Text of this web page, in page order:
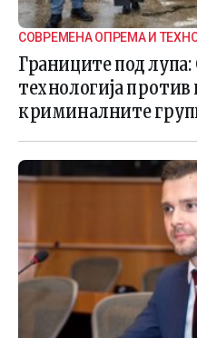
СОВРЕМЕНА ОПРЕМА И
ГРАНИЧНАТА БЕЗБЕДНОСТ
Границите под
технологија
криминалните